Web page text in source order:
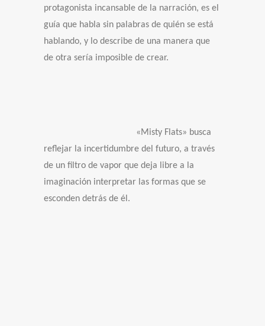
protagonista incansable de la narración, es el
guía que habla sin palabras de quién se está
hablando, y lo describe de una manera que
de otra sería imposible de crear.
«Misty Flats» busca
reflejar la incertidumbre del futuro, a través
de un filtro de vapor que deja libre a la
imaginación interpretar las formas que se
esconden detrás de él.